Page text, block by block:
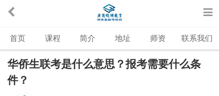
首页 课程 简介 地址 师资 联系我们
华侨生联考是什么意思？报考需要什么条
件？